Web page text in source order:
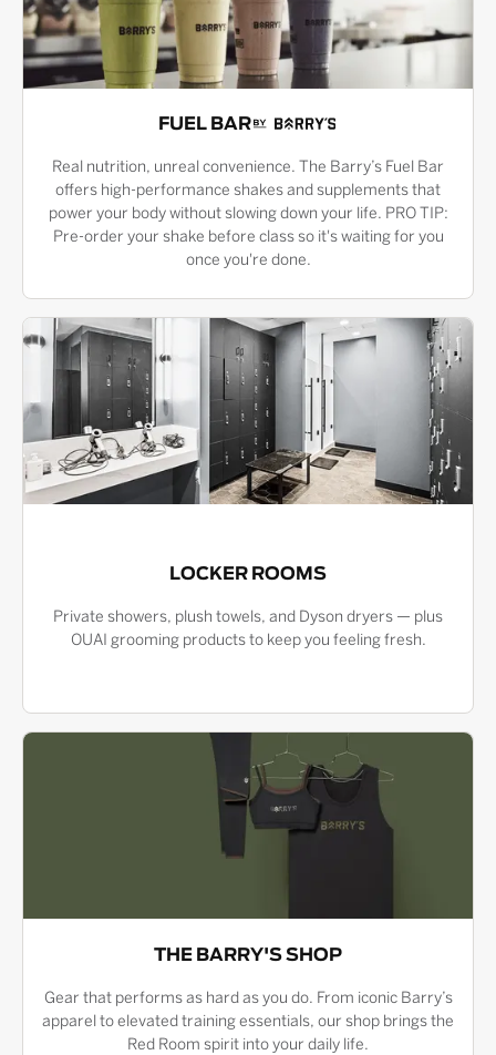
FUEL BAR
Real nutrition, unreal convenience. The Barry’s Fuel Bar
offers high-performance shakes and supplements that
power your body without slowing down your life. PRO TIP:
Pre-order your shake before class so it's waiting for you
once you're done.
LOCKER ROOMS
Private showers, plush towels, and Dyson dryers — plus
OUAI grooming products to keep you feeling fresh.
THE BARRY'S SHOP
Gear that performs as hard as you do. From iconic Barry’s
apparel to elevated training essentials, our shop brings the
Red Room spirit into your daily life.